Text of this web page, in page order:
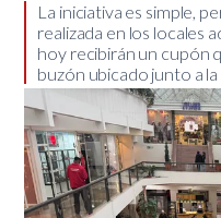
​La iniciativa es simple,
realizada en los locales
hoy recibirán un cupón
buzón ubicado junto a